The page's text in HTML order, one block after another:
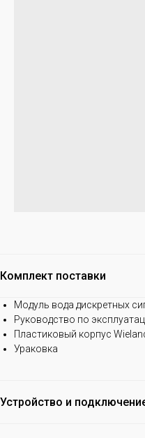
Комплект поставки
Модуль вода дискретных
Руководство по
Пластиковый корпус
Ураковка
Устройство и